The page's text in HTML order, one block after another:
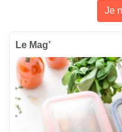
Je
Le Mag’